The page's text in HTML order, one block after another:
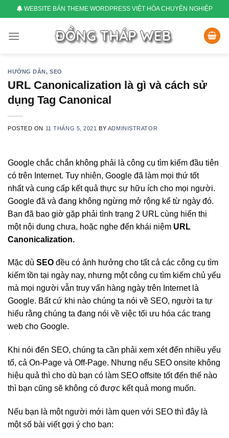
to
content
WEBSITE BÁN THEME WORDPRESS VIỆT HÓA CHUYÊN NGHIỆP
HƯỚNG DẪN,SEO
URL Canonicalization là gì và cách sử
dụng Tag Canonical
POSTED ON 11 THÁNG 5, 2021 BY ADMINISTRATOR
Google chắc chắn không phải là công cụ tìm kiếm đầu tiên
có trên Internet. Tuy nhiên, Google đã làm mọi thứ tốt
nhất và cung cấp kết quả thực sự hữu ích cho mọi người.
Google đã và đang không ngừng mở rộng kể từ ngày đó.
Bạn đã bao giờ gặp phải tình trạng 2 URL cùng hiển thị
một nội dung chưa, hoặc nghe đến khái niệm URL
Canonicalization.
Mặc dù SEO đều có ảnh hưởng cho tất cả các công cụ tìm
kiếm tồn tại ngày nay, nhưng một công cụ tìm kiếm chủ yếu
mà mọi người vẫn truy vấn hàng ngày trên Internet là
Google. Bất cứ khi nào chúng ta nói về SEO, người ta tự
hiểu rằng chúng ta đang nói về việc tối ưu hóa các trang
web cho Google.
Khi nói đến SEO, chúng ta cần phải xem xét đến nhiều yếu
tố, cả On-Page và Off-Page. Nhưng nếu SEO onsite không
hiệu quả thì cho dù bạn có làm SEO offsite tốt đến thế nào
thì bạn cũng sẽ không có được kết quả mong muốn.
Nếu bạn là một người mới làm quen với SEO thì đây là
một số bài viết gợi ý cho bạn: